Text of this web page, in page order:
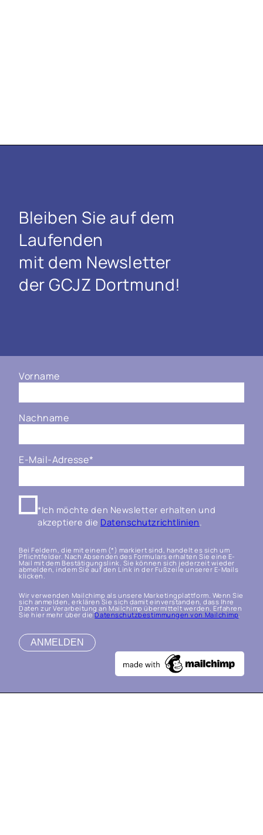
Bleiben Sie auf dem
Laufenden
mit dem Newsletter
der GCJZ Dortmund!
Vorname
Nachname
E-Mail-Adresse*
*Ich möchte den Newsletter erhalten und
akzeptiere die Datenschutzrichtlinien.
Bei Feldern, die mit einem (*) markiert sind, handelt es sich um
Pflichtfelder. Nach Absenden des Formulars erhalten Sie eine E-
Mail mit dem Bestätigungslink. Sie können sich jederzeit wieder
abmelden, indem Sie auf den Link in der Fußzeile unserer E-Mails
klicken.
Wir verwenden Mailchimp als unsere Marketingplattform. Wenn Sie
sich anmelden, erklären Sie sich damit einverstanden, dass Ihre
Daten zur Verarbeitung an Mailchimp übermittelt werden. Erfahren
Sie hier mehr über dieDatenschutzbestimmungen von Mailchimp.